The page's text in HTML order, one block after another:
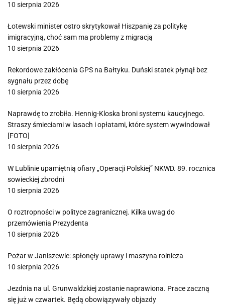
10 sierpnia 2026
Łotewski minister ostro skrytykował Hiszpanię za politykę
imigracyjną, choć sam ma problemy z migracją
10 sierpnia 2026
Rekordowe zakłócenia GPS na Bałtyku. Duński statek płynął bez
sygnału przez dobę
10 sierpnia 2026
Naprawdę to zrobiła. Hennig-Kloska broni systemu kaucyjnego.
Straszy śmieciami w lasach i opłatami, które system wywindował
[FOTO]
10 sierpnia 2026
W Lublinie upamiętnią ofiary „Operacji Polskiej” NKWD. 89. rocznica
sowieckiej zbrodni
10 sierpnia 2026
O roztropności w polityce zagranicznej. Kilka uwag do
przemówienia Prezydenta
10 sierpnia 2026
Pożar w Janiszewie: spłonęły uprawy i maszyna rolnicza
10 sierpnia 2026
Jezdnia na ul. Grunwaldzkiej zostanie naprawiona. Prace zaczną
się już w czwartek. Będą obowiązywały objazdy